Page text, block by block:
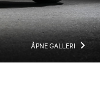
ÅPNE GALLERI